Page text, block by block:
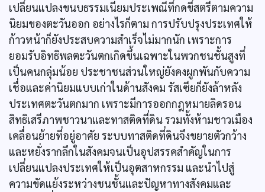
เปลี่ยนแปลงขนบธรรมเนียมประเพณีที่กดขี่สตรีตามความ
นิยมของตะวันออก อย่างไรก็ตาม การปรับปรุงประเทศให้
ก้าวหน้าก็ยังประสบความสำเร็จไม่มากนัก เพราะการ
ยอมรับอิทธิพลตะวันตกเกิดขึ้นเฉพาะในพวกชนชั้นสูงที่
เป็นคนกลุ่มน้อย ประชาชนส่วนใหญ่ยังคงผูกพันกับความ
เชื่อและค่านิยมแบบเก่าในด้านสังคม รัสเซียก็ยังล้าหลัง
ประเทศตะวันตกมาก เพราะมีการออกกฎหมายลิดรอน
สิทธิเสรีภาพชาวนาและทาสติดที่ดิน รวมทั้งห้ามชาวเมือง
เคลื่อนย้ายที่อยู่อาศัย ระบบทาสติดที่ดินจึงขยายตัวกว้าง
และหยั่งรากลึกในสังคมจนเป็นอุปสรรคสำคัญในการ
เปลี่ยนแปลงประเทศให้เป็นอุตสาหกรรม และนำไปสู่
ความขัดแย้งระหว่างชนชั้นและปัญหาทางสังคมและ